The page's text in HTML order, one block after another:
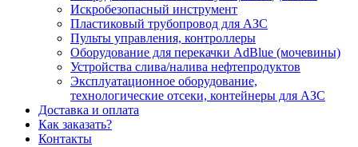
Искробезопасный инструмент
Пластиковый трубопровод для АЗС
Пульты управления, контроллеры
Оборудование для перекачки AdBlue (мочевины)
Устройства слива/налива нефтепродуктов
Эксплуатационное оборудование,
технологические отсеки, контейнеры для АЗС
Доставка и оплата
Как заказать?
Контакты